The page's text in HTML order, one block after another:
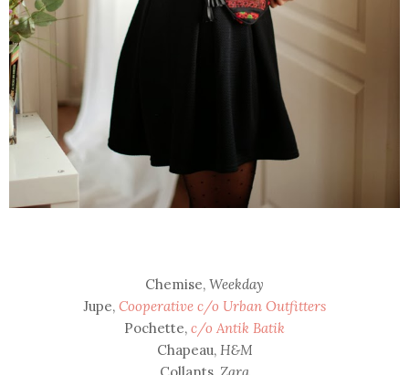
Chemise, Weekday
Jupe, Cooperative c/o Urban Outfitters
Pochette, c/o Antik Batik
Chapeau, H&M
Collants, Zara